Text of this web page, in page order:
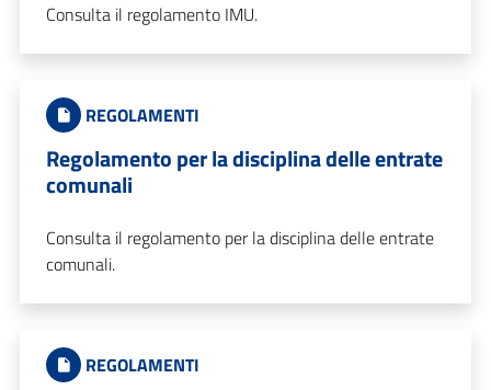
Consulta il regolamento IMU.
REGOLAMENTI
Regolamento per la disciplina delle entrate
comunali
Consulta il regolamento per la disciplina delle entrate
comunali.
REGOLAMENTI